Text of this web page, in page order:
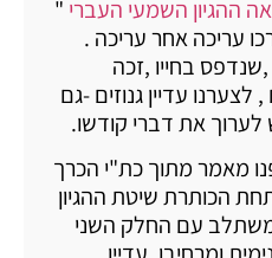
ההגיון השמעי העברי "
עריכה אחר עריכה .
בחייו ,זכה
עדיין גנוזים -גם
את דברי קודשו.
מאמר מתוך כת"י הכרך
הכותרת שיטת ההגיון
עם החלק השני